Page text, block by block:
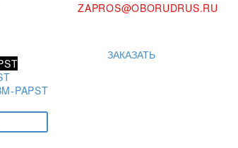
PAPST
ZAPROS@OBORUDRUS.RU
ЗАКАЗАТЬ